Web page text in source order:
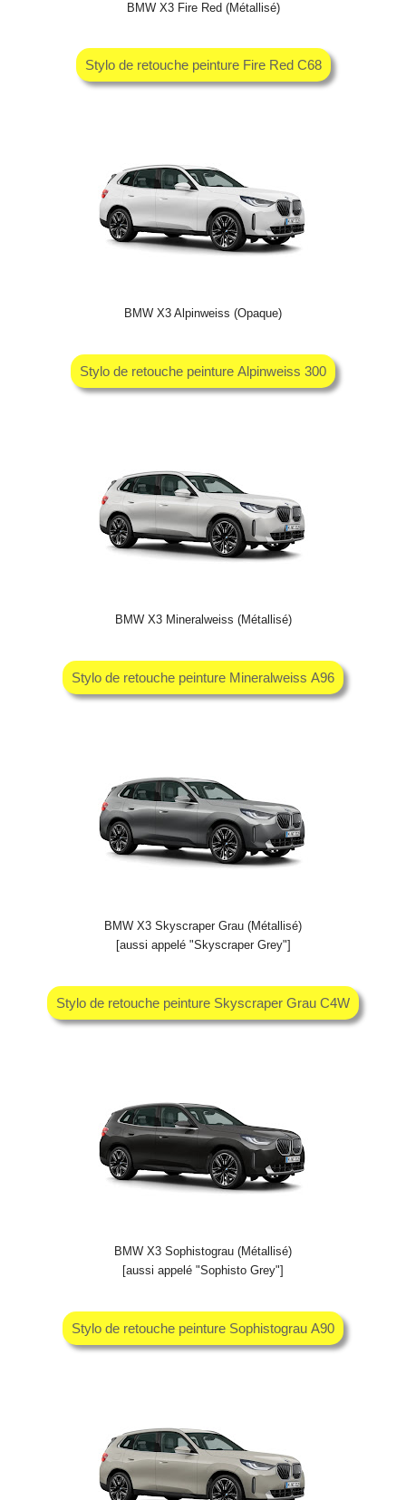
BMW X3 Fire Red (Métallisé)
Stylo de retouche peinture Fire Red C68
BMW X3 Alpinweiss (Opaque)
Stylo de retouche peinture Alpinweiss 300
BMW X3 Mineralweiss (Métallisé)
Stylo de retouche peinture Mineralweiss A96
BMW X3 Skyscraper Grau (Métallisé)
[aussi appelé "Skyscraper Grey"]
Stylo de retouche peinture Skyscraper Grau C4W
BMW X3 Sophistograu (Métallisé)
[aussi appelé "Sophisto Grey"]
Stylo de retouche peinture Sophistograu A90